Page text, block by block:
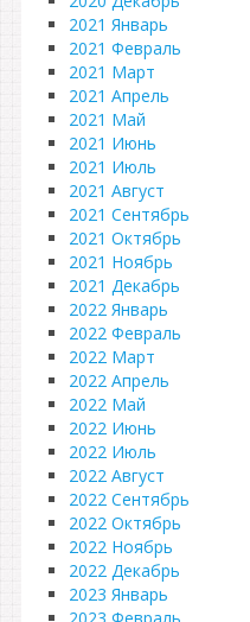
2021 Январь
2021 Февраль
2021 Март
2021 Апрель
2021 Май
2021 Июнь
2021 Июль
2021 Август
2021 Сентябрь
2021 Октябрь
2021 Ноябрь
2021 Декабрь
2022 Январь
2022 Февраль
2022 Март
2022 Апрель
2022 Май
2022 Июнь
2022 Июль
2022 Август
2022 Сентябрь
2022 Октябрь
2022 Ноябрь
2022 Декабрь
2023 Январь